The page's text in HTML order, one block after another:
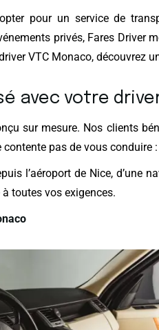
pour un service de
privés, Fares
VTC Monaco, découvrez
avec votre driver
sur mesure. Nos clients
pas de vous conduire
l’aéroport de Nice, d’une
toutes vos exigences.